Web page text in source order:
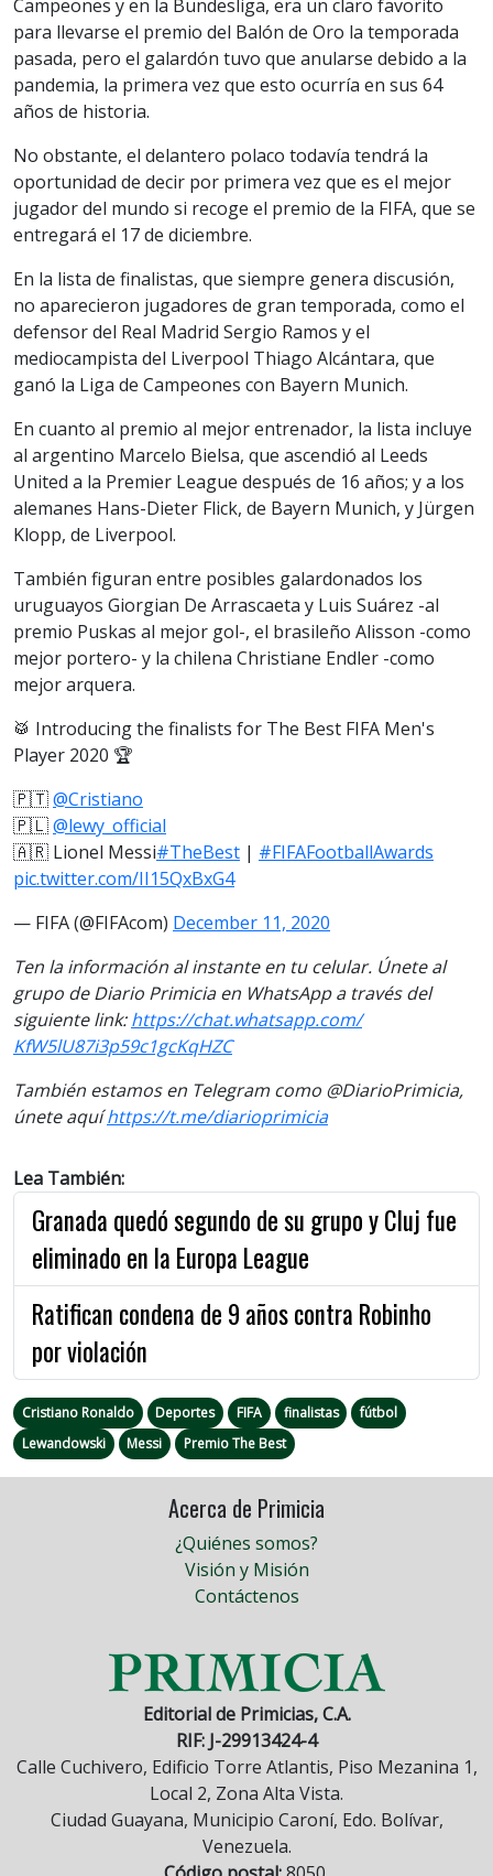
Campeones y en la Bundesliga, era un claro favorito
para llevarse el premio del Balón de Oro la temporada
pasada, pero el galardón tuvo que anularse debido a la
pandemia, la primera vez que esto ocurría en sus 64
años de historia.
No obstante, el delantero polaco todavía tendrá la
oportunidad de decir por primera vez que es el mejor
jugador del mundo si recoge el premio de la FIFA, que se
entregará el 17 de diciembre.
En la lista de finalistas, que siempre genera discusión,
no aparecieron jugadores de gran temporada, como el
defensor del Real Madrid Sergio Ramos y el
mediocampista del Liverpool Thiago Alcántara, que
ganó la Liga de Campeones con Bayern Munich.
En cuanto al premio al mejor entrenador, la lista incluye
al argentino Marcelo Bielsa, que ascendió al Leeds
United a la Premier League después de 16 años; y a los
alemanes Hans-Dieter Flick, de Bayern Munich, y Jürgen
Klopp, de Liverpool.
También figuran entre posibles galardonados los
uruguayos Giorgian De Arrascaeta y Luis Suárez -al
premio Puskas al mejor gol-, el brasileño Alisson -como
mejor portero- y la chilena Christiane Endler -como
mejor arquera.
🥁 Introducing the finalists for The Best FIFA Men's
Player 2020 🏆
🇵🇹@Cristiano
🇵🇱@lewy_official
🇦🇷 Lionel Messi#TheBest | #FIFAFootballAwards
pic.twitter.com/II15QxBxG4
— FIFA (@FIFAcom) December 11, 2020
Ten la información al instante en tu celular. Únete al
grupo de Diario Primicia en WhatsApp a través del
siguiente link: https://chat.whatsapp.com/
KfW5lU87i3p59c1gcKqHZC
También estamos en Telegram como @DiarioPrimicia,
únete aquíhttps://t.me/diarioprimicia
Lea También:
Granada quedó segundo de su grupo y Cluj fue
eliminado en la Europa League
Ratifican condena de 9 años contra Robinho
por violación
Cristiano Ronaldo Deportes FIFA finalistas
fútbol
Lewandowski
Messi Premio The Best
Acerca de Primicia
¿Quiénes somos?
Visión y Misión
Contáctenos
Editorial de Primicias, C.A.
RIF: J-29913424-4
Calle Cuchivero, Edificio Torre Atlantis, Piso Mezanina 1,
Local 2, Zona Alta Vista.
Ciudad Guayana, Municipio Caroní, Edo. Bolívar,
Venezuela.